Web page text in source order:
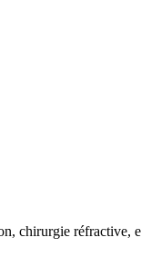
chirurgie réfractive,